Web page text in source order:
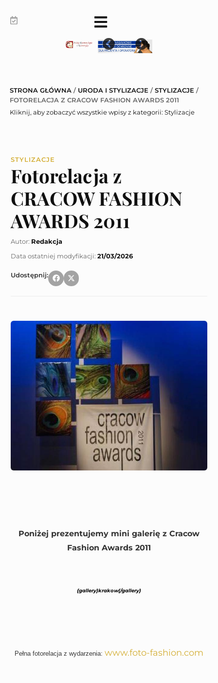
STRONA GŁÓWNA / URODA I STYLIZACJE /STYLIZACJE /
FOTORELACJA Z CRACOW FASHION AWARDS 2011
Kliknij, aby zobaczyć wszystkie wpisy z kategorii: Stylizacje
STYLIZACJE
Fotorelacja z
CRACOW FASHION
AWARDS 2011
Autor: Redakcja
21/03/2026
Udostępnij:
Poniżej prezentujemy mini galerię z Cracow
Fashion Awards 2011
{gallery}krakow{/gallery}
Pełna fotorelacja z wydarzenia: www.foto-fashion.com